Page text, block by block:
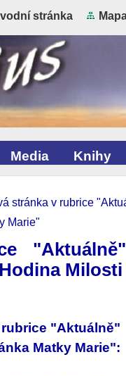
stránka
Media Knihy
stránka v rubrice
Marie"
"Aktuálně"
Matky Marie":